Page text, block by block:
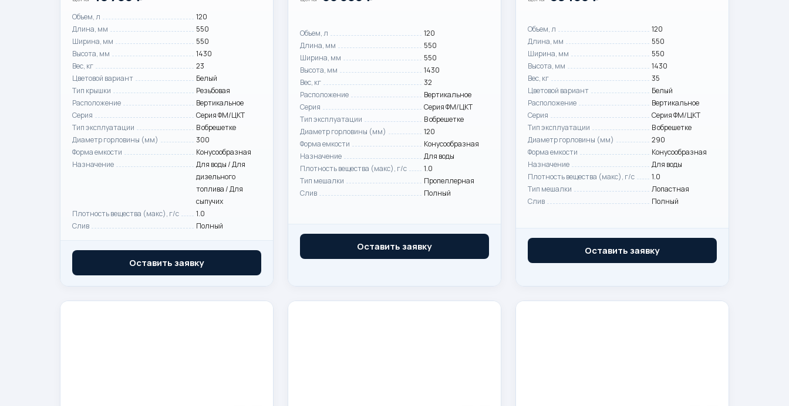
Объем, л
120
Длина, мм
550
Ширина, мм
550
Высота, мм
1430
Вес, кг
23
Цветовой вариант
Белый
Тип крышки
Резьбовая
Расположение
Вертикальное
Серия
Серия ФМ/ЦКТ
Тип эксплуатации
В обрешетке
Диаметр горловины (мм)
300
Форма емкости
Конусообразная
Назначение
Для воды / Для
дизельного
топлива / Для
сыпучих
Плотность вещества (макс), г/с
1.0
Слив
Полный
Оставить заявку
Объем, л
120
Длина, мм
550
Ширина, мм
550
Высота, мм
1430
Вес, кг
32
Расположение
Вертикальное
Серия
Серия ФМ/ЦКТ
Тип эксплуатации
В обрешетке
Диаметр горловины (мм)
120
Форма емкости
Конусообразная
Назначение
Для воды
Плотность вещества (макс), г/с
1.0
Тип мешалки
Пропеллерная
Слив
Полный
Оставить заявку
Объем, л
120
Длина, мм
550
Ширина, мм
550
Высота, мм
1430
Вес, кг
35
Цветовой вариант
Белый
Расположение
Вертикальное
Серия
Серия ФМ/ЦКТ
Тип эксплуатации
В обрешетке
Диаметр горловины (мм)
290
Форма емкости
Конусообразная
Назначение
Для воды
Плотность вещества (макс), г/с
1.0
Тип мешалки
Лопастная
Слив
Полный
Оставить заявку